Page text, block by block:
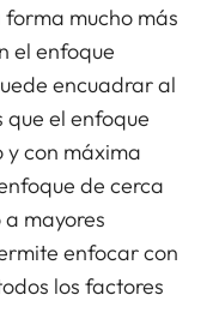
mucho más
el enfoque
encuadrar al
el enfoque
con máxima
de cerca
mayores
enfocar con
los factores